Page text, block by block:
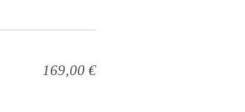
169,00 €